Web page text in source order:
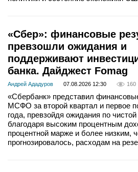
«Сбер»: финансовые
превзошли ожидания и
поддерживают
банка. Дайджест Fomag
Андрей Ададуров 07.08.2026 12:30 160
«Сбербанк» представил
МСФО за второй квартал и первое
года, превзойдя ожидания по
благодаря высоким процентным
процентной марже и более низким,
прогнозировалось, расходам на